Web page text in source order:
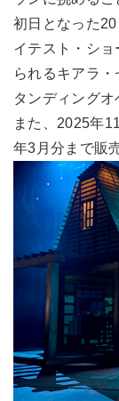
初日となった
イテスト・シ
られるキアラ
タンディングオ
また、2025年
年3月分まで販